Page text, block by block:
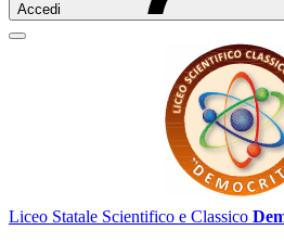
Accedi
Liceo Statale Scientifico e Classico